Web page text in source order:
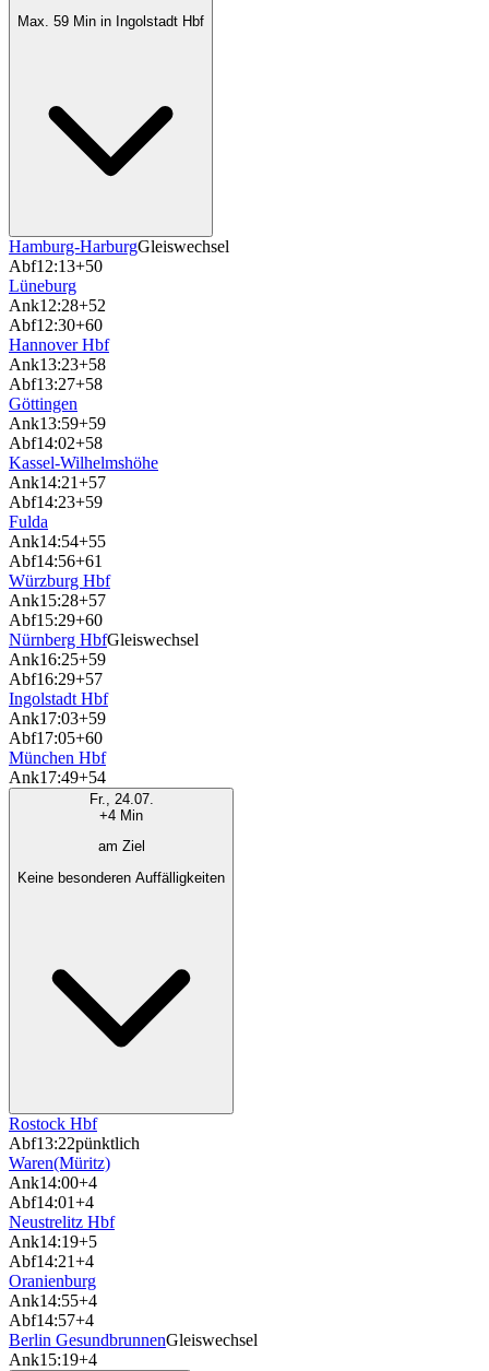
Max. 59 Min in Ingolstadt Hbf
Hamburg-HarburgGleiswechsel
Abf12:13+50
Lüneburg
Ank12:28+52
Abf12:30+60
Hannover Hbf
Ank13:23+58
Abf13:27+58
Göttingen
Ank13:59+59
Abf14:02+58
Kassel-Wilhelmshöhe
Ank14:21+57
Abf14:23+59
Fulda
Ank14:54+55
Abf14:56+61
Würzburg Hbf
Ank15:28+57
Abf15:29+60
Nürnberg HbfGleiswechsel
Ank16:25+59
Abf16:29+57
Ingolstadt Hbf
Ank17:03+59
Abf17:05+60
München Hbf
Ank17:49+54
Fr., 24.07.
+4 Min
am Ziel
Keine besonderen Auffälligkeiten
Rostock Hbf
Abf13:22pünktlich
Waren(Müritz)
Ank14:00+4
Abf14:01+4
Neustrelitz Hbf
Ank14:19+5
Abf14:21+4
Oranienburg
Ank14:55+4
Abf14:57+4
Berlin GesundbrunnenGleiswechsel
Ank15:19+4